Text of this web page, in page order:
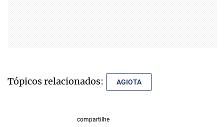
Tópicos relacionados: AGIOTA
compartilhe